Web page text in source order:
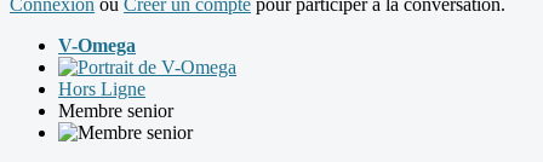
Connexion ou Créer un compte pour participer à la conversation.
V-Omega
Hors Ligne
Membre senior